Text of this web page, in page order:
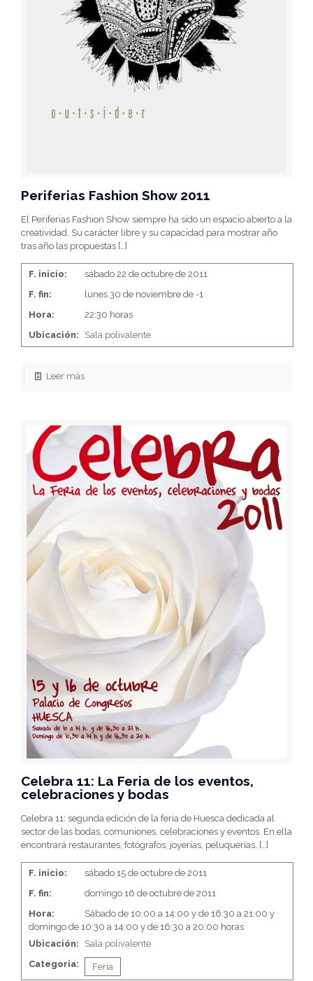
Periferias Fashion Show 2011
El Periferias Fashion Show siempre ha sido un espacio abierto a la
creatividad. Su carácter libre y su capacidad para mostrar año
tras año las propuestas […]
F. inicio:
sábado 22 de octubre de 2011
F. fin:
lunes 30 de noviembre de -1
Hora:
22:30 horas
Ubicación:
Sala polivalente
Leer más
Celebra 11: La Feria de los eventos,
celebraciones y bodas
Celebra 11: segunda edición de la feria de Huesca dedicada al
sector de las bodas, comuniones, celebraciones y eventos. En ella
encontrará restaurantes, fotógrafos, joyerías, peluquerías, […]
F. inicio:
sábado 15 de octubre de 2011
F. fin:
domingo 16 de octubre de 2011
Hora:
Sábado de 10:00 a 14:00 y de 16:30 a 21:00 y
domingo de 10:30 a 14:00 y de 16:30 a 20:00 horas
Ubicación:
Sala polivalente
Categoria:
Feria